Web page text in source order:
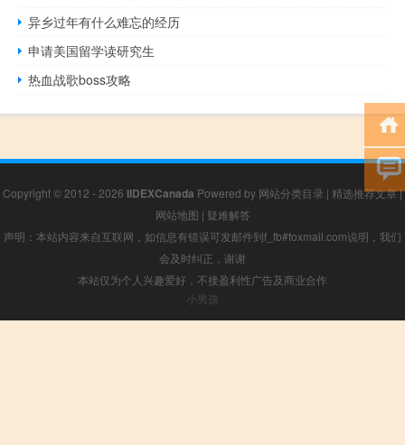
异乡过年有什么难忘的经历
申请美国留学读研究生
热血战歌boss攻略
Copyright © 2012 - 2026 IIDEXCanada Powered by 网站分类目录 | 精选推荐文章|
网站地图 | 疑难解答
声明：本站内容来自互联网，如信息有错误可发邮件到f_fb#foxmail.com说明，我们
会及时纠正，谢谢
本站仅为个人兴趣爱好，不接盈利性广告及商业合作
小男孩